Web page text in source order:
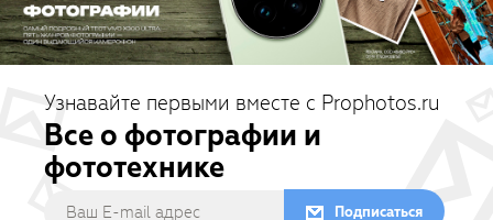
Узнавайте первыми вместе с Prophotos.ru
Все о фотографии и
фототехнике
Подписаться